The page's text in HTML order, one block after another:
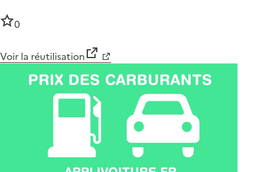
0
Voir la réutilisation